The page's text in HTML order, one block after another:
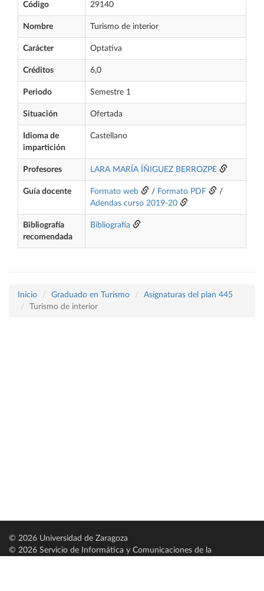
Código 29140
Nombre Turismo de interior
Carácter Optativa
Créditos 6,0
Periodo Semestre 1
Situación Ofertada
Idioma de
impartición
Castellano
Profesores LARA MARÍA ÍÑIGUEZ BERROZPE
Guía docente Formato web / Formato PDF
/
Adendas curso 2019-20
Bibliografía
recomendada
Bibliografía
Inicio Graduado en Turismo
Asignaturas del plan 445
Turismo de interior
© 2026 Universidad de Zaragoza
© 2026 Servicio de Informática y Comunicaciones de la